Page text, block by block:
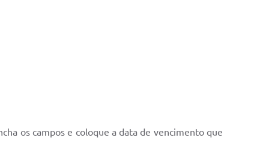
os campos e coloque a data de vencimento que